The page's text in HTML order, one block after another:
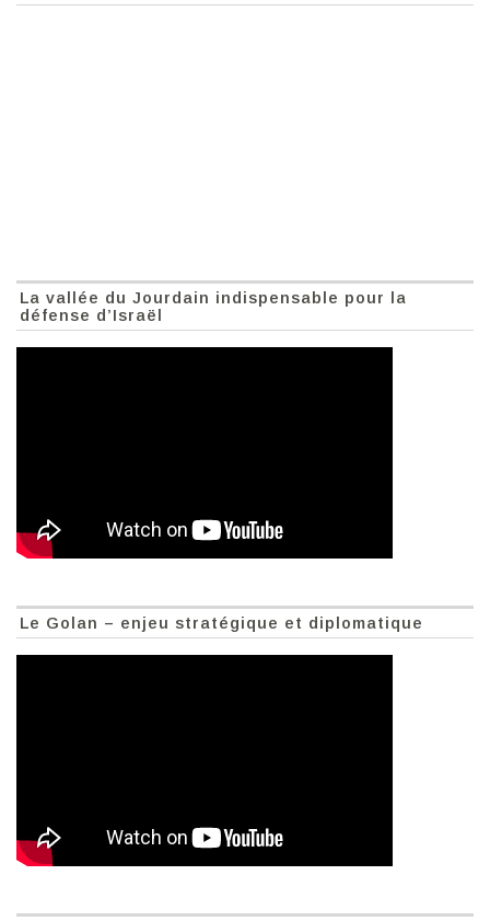
La vallée du Jourdain indispensable pour la
défense d’Israël
Le Golan – enjeu stratégique et diplomatique